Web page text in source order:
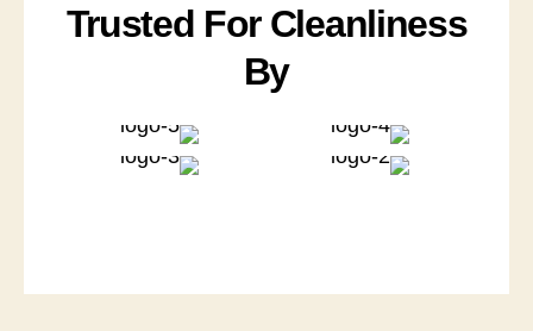
Trusted For Cleanliness
By